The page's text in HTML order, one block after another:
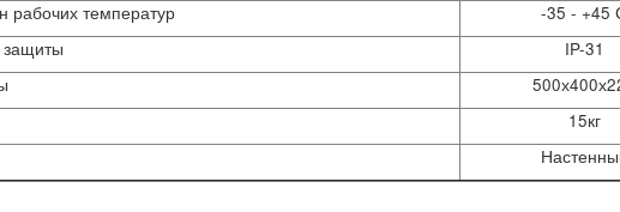
рабочих температур
-35 - +45
защиты
IP-31
15кг